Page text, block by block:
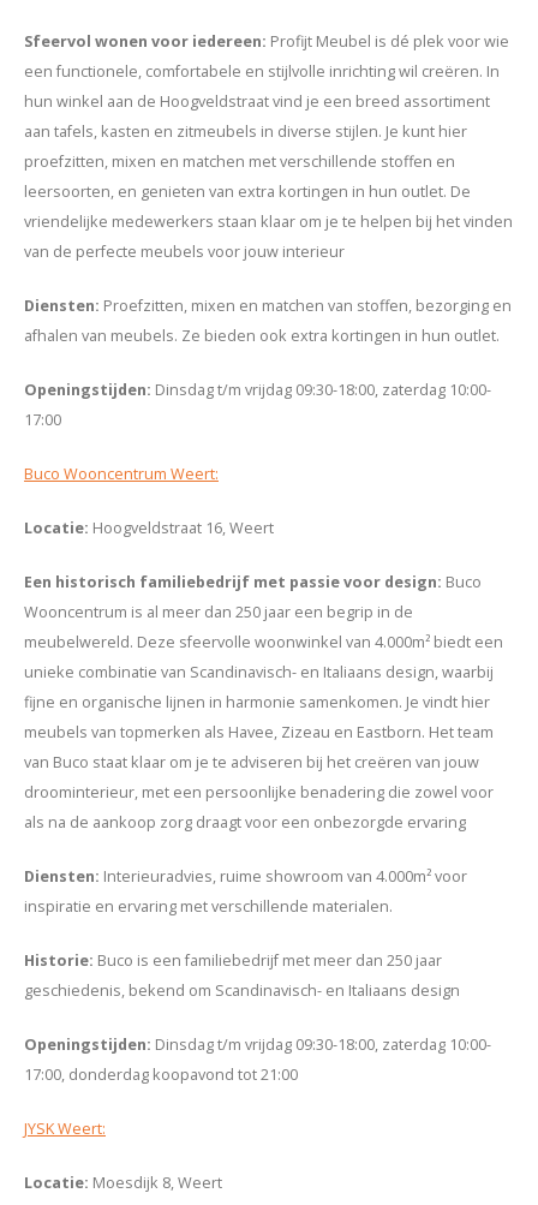
Sfeervol wonen voor iedereen: Profijt Meubel is dé plek voor wie
een functionele, comfortabele en stijlvolle inrichting wil creëren. In
hun winkel aan de Hoogveldstraat vind je een breed assortiment
aan tafels, kasten en zitmeubels in diverse stijlen. Je kunt hier
proefzitten, mixen en matchen met verschillende stoffen en
leersoorten, en genieten van extra kortingen in hun outlet. De
vriendelijke medewerkers staan klaar om je te helpen bij het vinden
van de perfecte meubels voor jouw interieur
Diensten: Proefzitten, mixen en matchen van stoffen, bezorging en
afhalen van meubels. Ze bieden ook extra kortingen in hun outlet.
Openingstijden: Dinsdag t/m vrijdag 09:30-18:00, zaterdag 10:00-
17:00
Buco Wooncentrum Weert:
Locatie: Hoogveldstraat 16, Weert
Een historisch familiebedrijf met passie voor design: Buco
Wooncentrum is al meer dan 250 jaar een begrip in de
meubelwereld. Deze sfeervolle woonwinkel van 4.000m² biedt een
unieke combinatie van Scandinavisch- en Italiaans design, waarbij
fijne en organische lijnen in harmonie samenkomen. Je vindt hier
meubels van topmerken als Havee, Zizeau en Eastborn. Het team
van Buco staat klaar om je te adviseren bij het creëren van jouw
droominterieur, met een persoonlijke benadering die zowel voor
als na de aankoop zorg draagt voor een onbezorgde ervaring
Diensten: Interieuradvies, ruime showroom van 4.000m² voor
inspiratie en ervaring met verschillende materialen.
Historie: Buco is een familiebedrijf met meer dan 250 jaar
geschiedenis, bekend om Scandinavisch- en Italiaans design
Openingstijden: Dinsdag t/m vrijdag 09:30-18:00, zaterdag 10:00-
17:00, donderdag koopavond tot 21:00
JYSK Weert:
Locatie: Moesdijk 8, Weert